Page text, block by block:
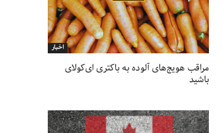
اخبار
مراقب هویج‌های آلوده به باکتری ای‌کولای
باشید